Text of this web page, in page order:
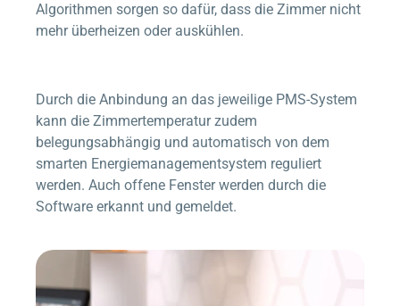
Algorithmen sorgen so dafür, dass die Zimmer nicht
mehr überheizen oder auskühlen.
Durch die Anbindung an das jeweilige PMS-System
kann die Zimmertemperatur zudem
belegungsabhängig und automatisch von dem
smarten Energiemanagementsystem reguliert
werden. Auch offene Fenster werden durch die
Software erkannt und gemeldet.